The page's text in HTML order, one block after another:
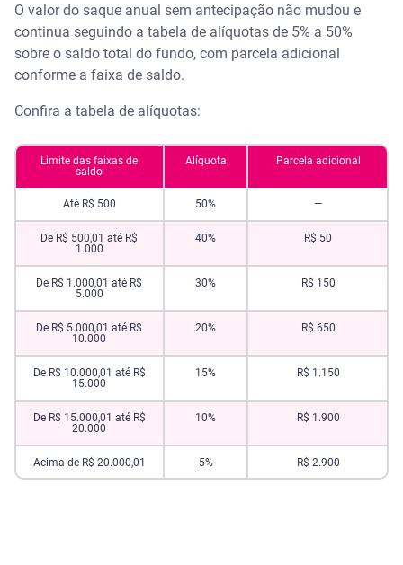
O valor do saque anual sem antecipação não mudou e
continua seguindo a tabela de alíquotas de 5% a 50%
sobre o saldo total do fundo, com parcela adicional
conforme a faixa de saldo.
Confira a tabela de alíquotas:
Limite das faixas de
saldo
Alíquota Parcela adicional
Até R$ 500 50% —
De R$ 500,01 até R$
1.000
40% R$ 50
De R$ 1.000,01 até R$
5.000
30% R$ 150
De R$ 5.000,01 até R$
10.000
20% R$ 650
De R$ 10.000,01 até R$
15.000
15% R$ 1.150
De R$ 15.000,01 até R$
20.000
10% R$ 1.900
Acima de R$ 20.000,01 5% R$ 2.900